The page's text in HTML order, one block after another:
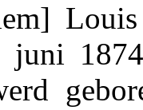
juni